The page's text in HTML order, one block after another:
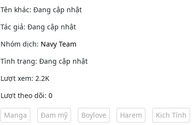
Tên khác: Đang cập nhật
Tác giả: Đang cập nhật
Nhóm dịch: Navy Team
Tình trạng: Đang cập nhật
Lượt xem: 2.2K
Lượt theo dõi: 0
Manga Đam mỹ Boylove Harem Kịch Tính